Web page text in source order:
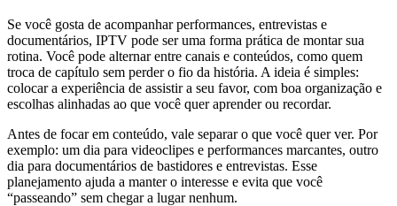
Se você gosta de acompanhar performances, entrevistas e
documentários, IPTV pode ser uma forma prática de montar sua
rotina. Você pode alternar entre canais e conteúdos, como quem
troca de capítulo sem perder o fio da história. A ideia é simples:
colocar a experiência de assistir a seu favor, com boa organização e
escolhas alinhadas ao que você quer aprender ou recordar.
Antes de focar em conteúdo, vale separar o que você quer ver. Por
exemplo: um dia para videoclipes e performances marcantes, outro
dia para documentários de bastidores e entrevistas. Esse
planejamento ajuda a manter o interesse e evita que você
“passeando” sem chegar a lugar nenhum.